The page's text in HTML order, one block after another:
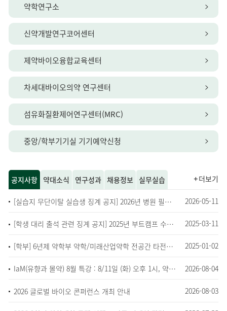
약학연구소
신약개발연구코어센터
제약바이오융합교육센터
차세대바이오의약 연구센터
섬유화질환제어연구센터(MRC)
중앙/학부기기실 기기예약신청
공지사항 약대소식 연구성과 채용정보 실무실습
[실습지 무단이탈 실습생 징계 공지] 2026년 병원 필수실무실습 관련 2026-05-11
[학생 대리 출석 관련 징계 공지] 2025년 부트캠프 수업관련 2025-03-11
[학부] 6년제 약학부 약학/미래산업약학 전공간 타전공인정 교과목 설정 안내 2025-01-02
IaM(유향과 몰약) 8월 특강 : 8/11일 (화) 오후 1시, 약A 400호 2026-08-04
2026 글로벌 바이오 콘퍼런스 개최 안내 2026-08-03
더보기